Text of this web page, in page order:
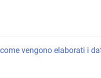
vengono elaborati i